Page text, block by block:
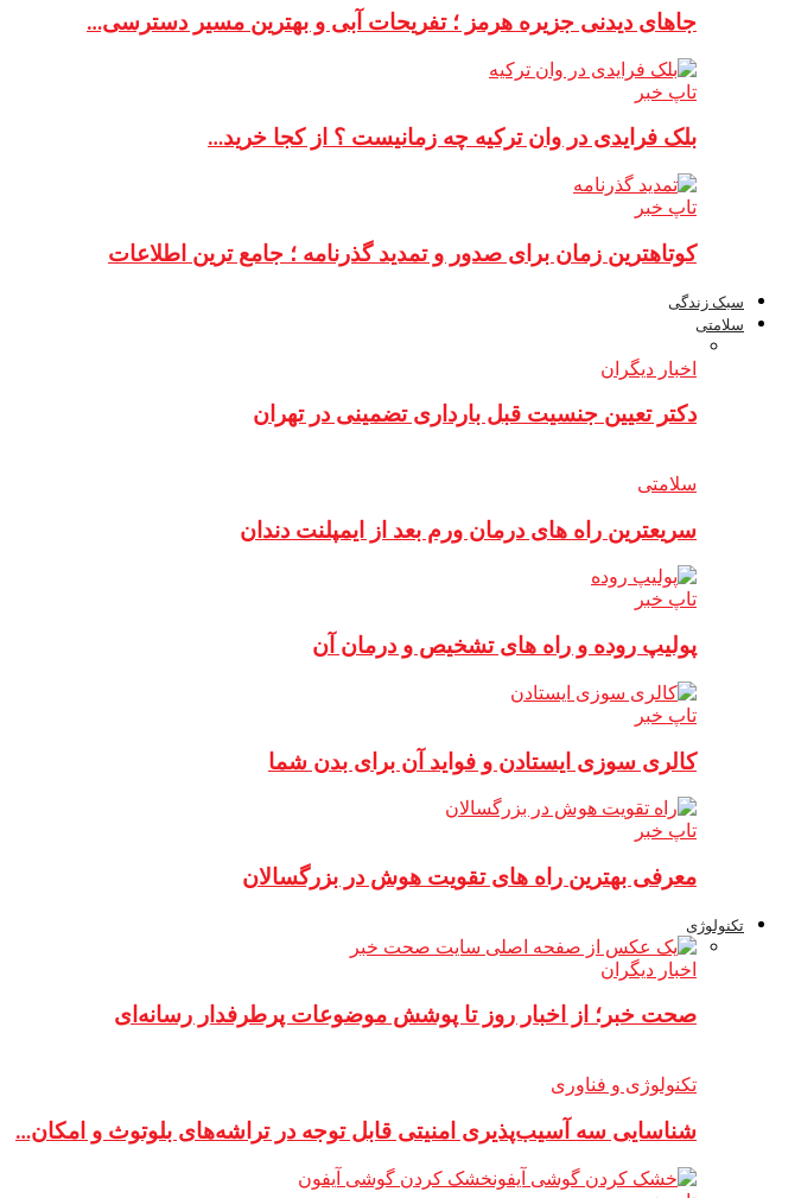
جاهای دیدنی جزیره هرمز ؛ تفریحات آبی و بهترین مسیر دسترسی…
تاپ خبر
بلک فرایدی در وان ترکیه چه زمانیست ؟ از کجا خرید…
تاپ خبر
کوتاهترین زمان برای صدور و تمدید گذرنامه ؛ جامع ترین اطلاعات
سبک زندگی
سلامتی
اخبار دیگران
دکتر تعیین جنسیت قبل بارداری تضمینی در تهران
سلامتی
سریعترین راه های درمان ورم بعد از ایمپلنت دندان
تاپ خبر
پولیپ روده و راه های تشخیص و درمان آن
تاپ خبر
کالری سوزی ایستادن و فواید آن برای بدن شما
تاپ خبر
معرفی بهترین راه های تقویت هوش در بزرگسالان
تکنولوژی
اخبار دیگران
صحت خبر؛ از اخبار روز تا پوشش موضوعات پرطرفدار رسانه‌ای
تکنولوژی و فناوری
شناسایی سه آسیب‌پذیری امنیتی قابل توجه در تراشه‌های بلوتوث و امکان…